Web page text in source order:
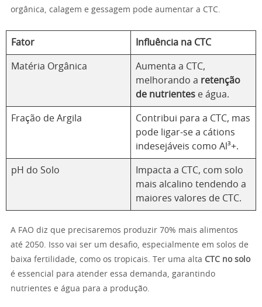
orgânica, calagem e gessagem pode aumentar a CTC.
Fator Influência na CTC
Matéria Orgânica
Aumenta a CTC,
melhorando a retenção
de nutrientes e água.
Fração de Argila
Contribui para a CTC, mas
pode ligar-se a cátions
indesejáveis como Al³+.
pH do Solo
Impacta a CTC, com solo
mais alcalino tendendo a
maiores valores de CTC.
A FAO diz que precisaremos produzir 70% mais alimentos
até 2050. Isso vai ser um desafio, especialmente em solos de
baixa fertilidade, como os tropicais. Ter uma alta CTC no solo
é essencial para atender essa demanda, garantindo
nutrientes e água para a produção.